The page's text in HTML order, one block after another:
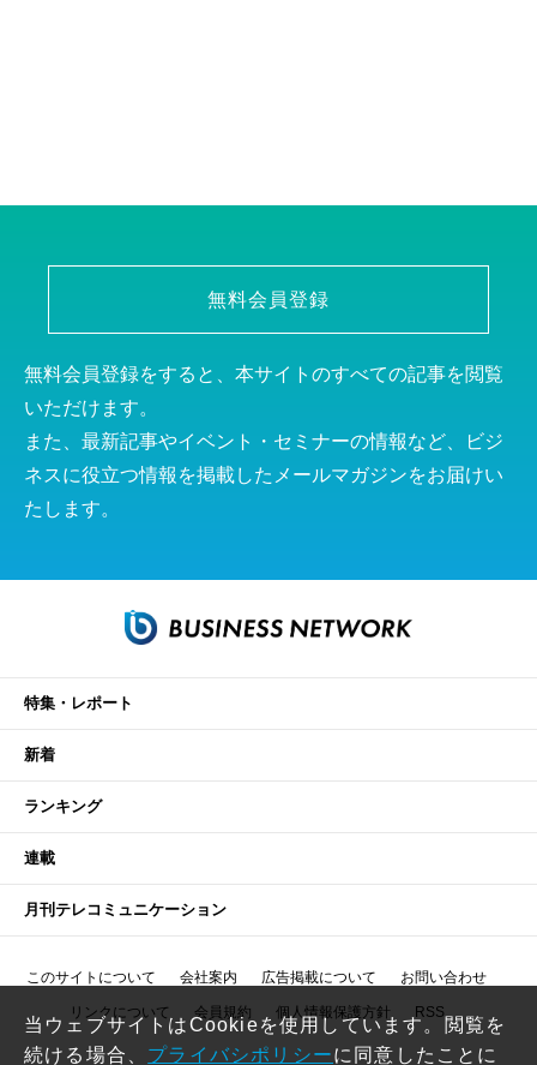
無料会員登録
無料会員登録をすると、本サイトのすべての記事を閲覧
いただけます。
また、最新記事やイベント・セミナーの情報など、ビジ
ネスに役立つ情報を掲載したメールマガジンをお届けい
たします。
特集・レポート
新着
ランキング
連載
月刊テレコミュニケーション
このサイトについて 会社案内 広告掲載について お問い合わせ
リンクについて 会員規約 個人情報保護方針 RSS
当ウェブサイトはCookieを使用しています。閲覧を
続ける場合、 プライバシポリシーに同意したことに